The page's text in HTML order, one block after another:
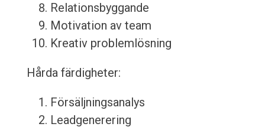
Relationsbyggande
Motivation av team
Kreativ problemlösning
Hårda färdigheter:
Försäljningsanalys
Leadgenerering